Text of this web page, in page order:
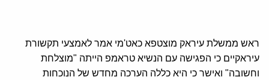
ראש ממשלת עיראק מוצטפא כאט'מי אמר לאמצעי תקשורת
עיראקיים כי הפגישה עם הנשיא טראמפ הייתה "מוצלחת
וחשובה" ואישר כי היא כללה הערכה מחדש של הנוכחות